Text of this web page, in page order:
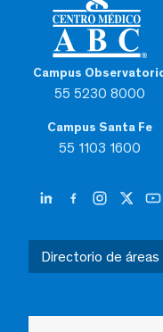
Campus
55 5230 8000
Campus Santa Fe
55 1103 1600
Directorio de áreas